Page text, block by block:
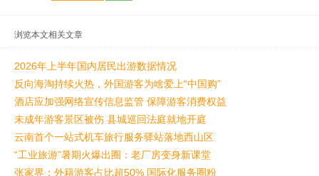
浏览本文相关文章
2026年上半年国内居民出游数据情况
反向海淘持续火热，外国游客为啥爱上“中国购”
酒店应加强网络宣传信息监管 保障游客消费权益
未成年游客景区被伤 县城巡回法庭就地开庭
云南首个一站式机车旅行服务驿站落地西山区
“工业旅游”暑期火爆出圈：老厂房变身新课堂
张家界：外籍游客占比超50% 国际化服务圈粉